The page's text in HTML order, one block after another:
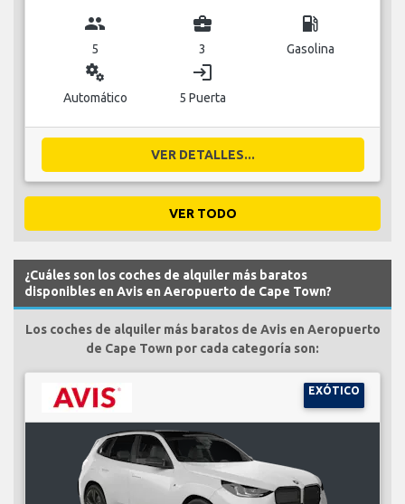
group
5
business_center
3
local_gas_station
Gasolina
miscellaneous_services
Automático
login
5 Puerta
VER DETALLES...
VER TODO
¿Cuáles son los coches de alquiler más baratos
disponibles en Avis en Aeropuerto de Cape Town?
Los coches de alquiler más baratos de Avis en Aeropuerto
de Cape Town por cada categoría son:
EXÓTICO